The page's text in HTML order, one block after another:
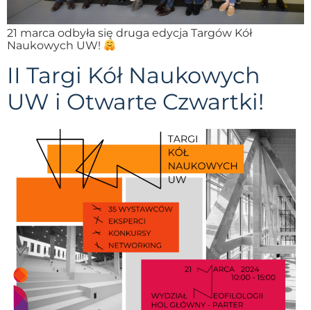
21 marca odbyła się druga edycja Targów Kół
Naukowych UW!
II Targi Kół Naukowych
UW i Otwarte Czwartki!